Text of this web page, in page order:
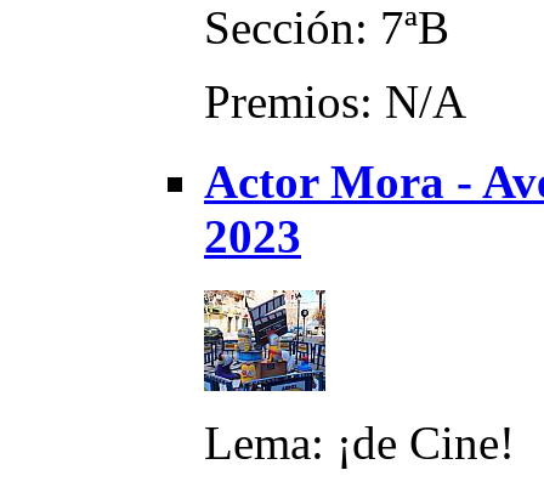
Sección: 7ªB
Premios: N/A
Actor Mora -
2023
Lema: ¡de Cine!